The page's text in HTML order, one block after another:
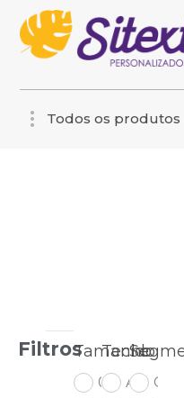
Todos os produtos
FiltrosTamanho
07X05
Tecido